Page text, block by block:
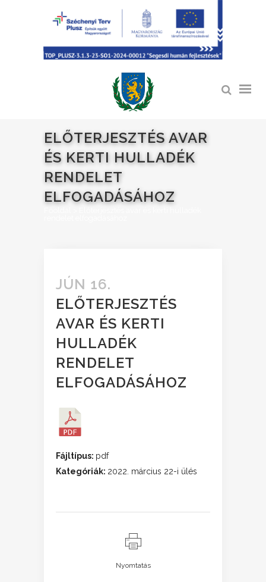
ELŐTERJESZTÉS AVAR
ÉS KERTI HULLADÉK
RENDELET
ELFOGADÁSÁHOZ
JÚN 16.
ELŐTERJESZTÉS
AVAR ÉS KERTI
HULLADÉK
RENDELET
ELFOGADÁSÁHOZ
Fájltípus: pdf
Kategóriák: 2022. március 22-i ülés
Nyomtatás